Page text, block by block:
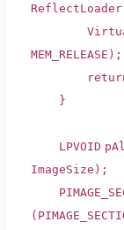
MEM_RELEASE);
}
LPVOID
ImageSize);